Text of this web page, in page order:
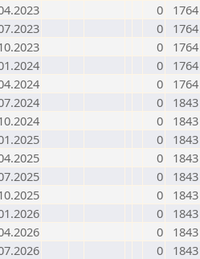
0
1764
0
1764
0
1764
0
1764
0
1764
0
1843
0
1843
0
1843
0
1843
0
1843
0
1843
0
1843
0
1843
0 1843